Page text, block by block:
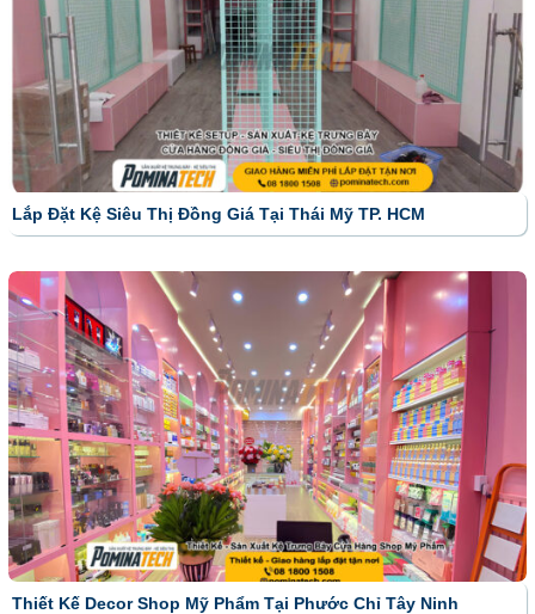
Lắp Đặt Kệ Siêu Thị Đồng Giá Tại Thái Mỹ TP. HCM
Thiết Kế Decor Shop Mỹ Phẩm Tại Phước Chỉ Tây Ninh